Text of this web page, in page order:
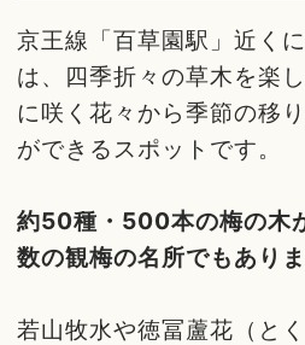
京王線「百草園駅」近く
は、四季折々の草木を楽
に咲く花々から季節の移
ができるスポットです。
約50種・500本の梅の木
数の観梅の名所でもありま
若山牧水や徳冨蘆花（と